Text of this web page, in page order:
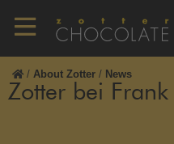
/ About Zotter / News
Zotter bei Frank